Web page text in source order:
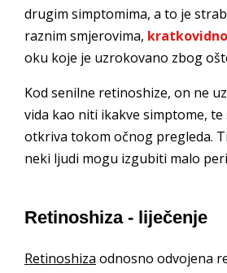
drugim simptomima, a to je
raznim smjerovima,
oku koje je uzrokovano zbog
Kod senilne retinoshize, on ne
vida kao niti ikakve simptome, te
otkriva tokom očnog pregleda.
neki ljudi mogu izgubiti malo
Retinoshiza - liječenje
Retinoshiza odnosno odvojena